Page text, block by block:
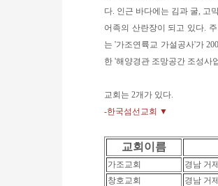
다. 인근 바다에는 김과 굴, 고
어족의 산란장이 되고 있다.
는 '가조연륙교 가설공사'가
한 '해양경관 조망공간 조성사
교회는 2개가 있다.
-한국섬선교회 ▼
교회이름
가조교회
경남 거
창호교회
경남 거